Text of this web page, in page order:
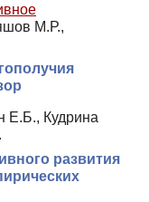
М.Р.,
Е.Б., Кудрина
развития